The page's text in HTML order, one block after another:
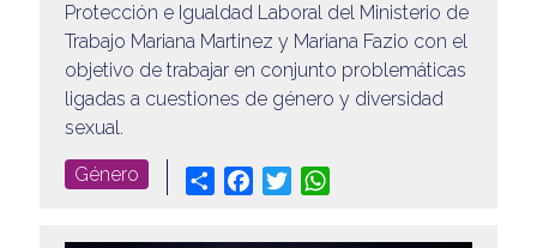
Protección e Igualdad Laboral del Ministerio de
Trabajo Mariana Martinez y Mariana Fazio con el
objetivo de trabajar en conjunto problemáticas
ligadas a cuestiones de género y diversidad
sexual.
Género Share Facebook
Twitter